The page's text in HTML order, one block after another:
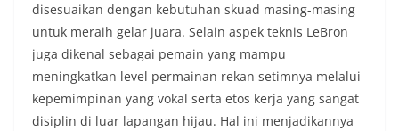
disesuaikan dengan kebutuhan skuad masing-masing
untuk meraih gelar juara. Selain aspek teknis LeBron
juga dikenal sebagai pemain yang mampu
meningkatkan level permainan rekan setimnya melalui
kepemimpinan yang vokal serta etos kerja yang sangat
disiplin di luar lapangan hijau. Hal ini menjadikannya